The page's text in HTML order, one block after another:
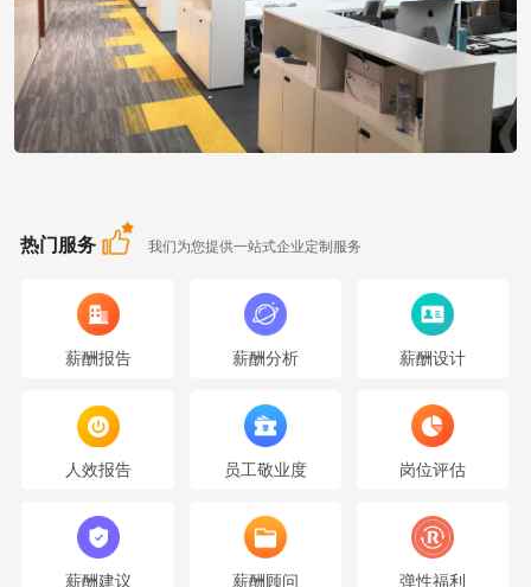
析系统，成为将薪酬分析流程全面在线网站。
2016年，提出云计算。成立HR软件事业部，开始为企业提供人力资源管理
系统服务，年处理薪酬数据超过300万条。
2018年，推广云计划。为企业提供在线人力资源薪酬数据服务，注册会员超
过3万名，调研行业超过100个。
2020年，启动薪酬大数据计划，数据覆盖400+行业及细分领域，160多个城
核、分析到评估匹配，报告呈现全部实现office系统对接。
2024年，开发API接口，薪酬数据分析报告形成多种客户版本及多种媒体展
网站主要业务板块
薪酬大数据：可提供各大行业细分领域的薪酬报告，让用户更好了解本公司
薪酬报告在线下载：可提供Saas版本、PDF版本、
Office版本、 书面装订版等
多种版本的薪酬报告，提供了更多场景下应用的空间。
企业定制薪酬调研：大部分企业的价值取决于人才竞争结果带来的现在和未
来收益，行业的经营基本特征和规律，则是行业内企业所必须遵循的，同时
它也是行业内企业核心竞争力的体现、竞争优势比较的着重点。
薪酬设计分析工具：是运用科学的市场调研方法，通过调查分析各行业的商
热门服务 我们为您提供一站式企业定制服务
薪酬报告 薪酬分析 薪酬设计
人效报告 员工敬业度 岗位评估
薪酬建议 薪酬顾问 弹性福利